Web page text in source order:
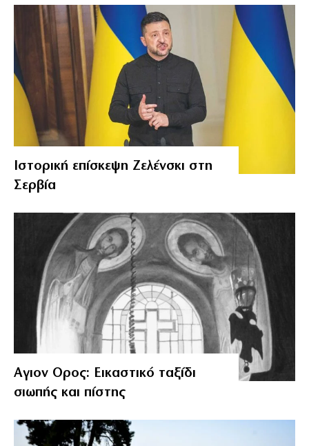
Ιστορική επίσκεψη Ζελένσκι στη
Σερβία
Αγιον Ορος: Εικαστικό ταξίδι
σιωπής και πίστης